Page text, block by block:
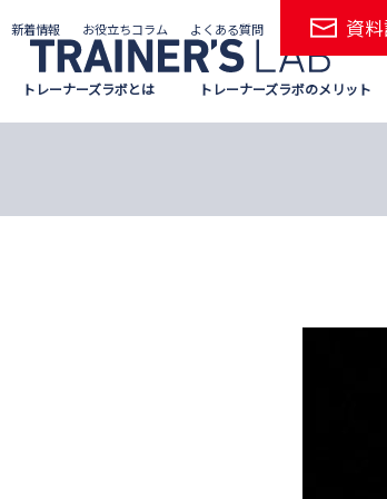
新着情報 お役立ちコラム よくある質問 資
トレーナーズラボとは トレーナーズラボのメリット